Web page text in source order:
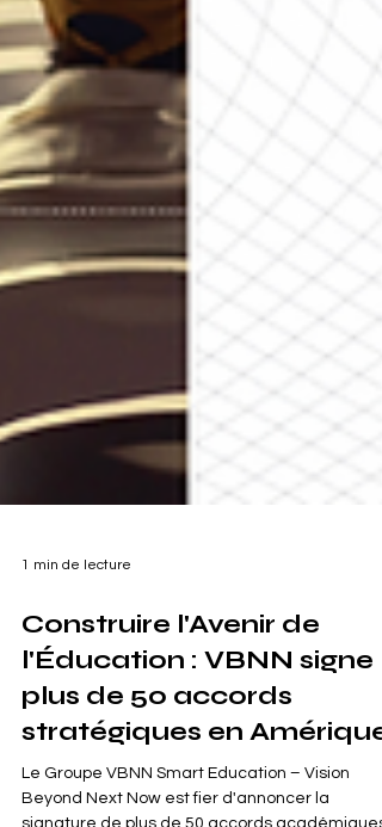
Construire l'Avenir de
l'Éducation : VBNN signe
plus de 50 accords
stratégiques en Amérique
Le Groupe VBNN Smart Education – Vision